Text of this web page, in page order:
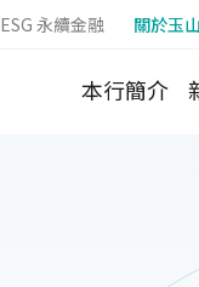
ESG 永續金融 關於玉山
本行簡介